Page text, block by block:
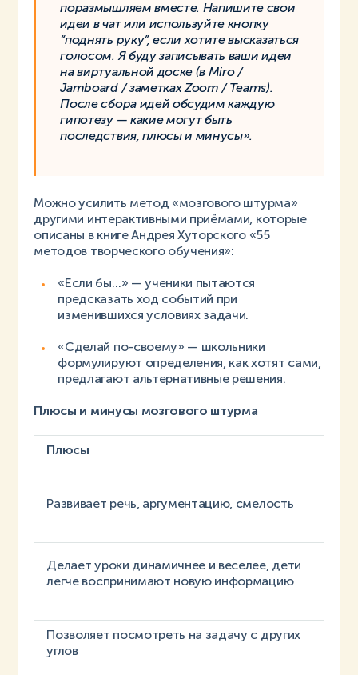
поразмышляем вместе. Напишите свои
идеи в чат или используйте кнопку
“поднять руку”, если хотите высказаться
голосом. Я буду записывать ваши идеи
на виртуальной доске (в Miro /
Jamboard / заметках Zoom / Teams).
После сбора идей обсудим каждую
гипотезу — какие могут быть
последствия, плюсы и минусы».
Можно усилить метод «мозгового штурма»
другими интерактивными приёмами, которые
описаны в книге Андрея Хуторского «55
методов творческого обучения»:
«Если бы…» — ученики пытаются
предсказать ход событий при
изменившихся условиях задачи.
«Сделай по-своему» — школьники
формулируют определения, как хотят сами,
предлагают альтернативные решения.
Плюсы и минусы мозгового штурма
Плюсы
Развивает речь, аргументацию, смелость
Делает уроки динамичнее и веселее, дети
легче воспринимают новую информацию
Позволяет посмотреть на задачу с других
углов